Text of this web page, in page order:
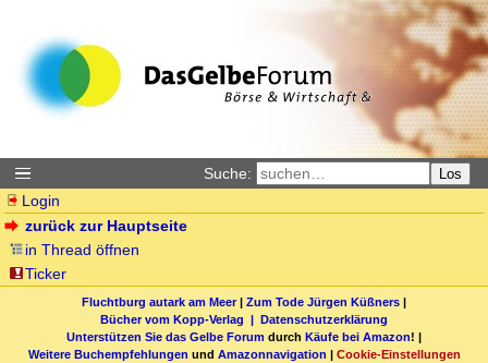
Suche: Los
Login
zurück zur Hauptseite
in Thread öffnen
Ticker
Fluchtburg autark am Meer| Zum Tode Jürgen Küßners |
Bücher vom Kopp-Verlag | Datenschutzerklärung
Unterstützen Sie das Gelbe Forum durch Käufe bei Amazon! |
Weitere Buchempfehlungen und Amazonnavigation | Cookie-Einstellungen